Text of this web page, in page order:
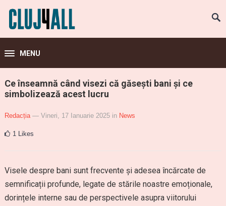
MENU
Ce înseamnă când visezi că găsești bani și ce
simbolizează acest lucru
Redacția — Vineri, 17 Ianuarie 2025 in News
1 Likes
Visele despre bani sunt frecvente și adesea încărcate de
semnificații profunde, legate de stările noastre emoționale,
dorințele interne sau de perspectivele asupra viitorului